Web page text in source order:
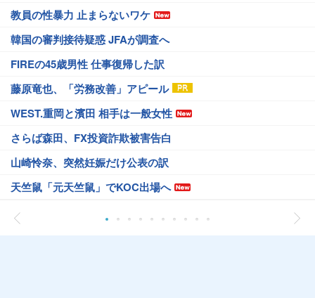
教員の性暴力 止まらないワケ
韓国の審判接待疑惑 JFAが調査へ
FIREの45歳男性 仕事復帰した訳
藤原竜也、「労務改善」アピール
WEST.重岡と濱田 相手は一般女性
さらば森田、FX投資詐欺被害告白
山崎怜奈、突然妊娠だけ公表の訳
天竺鼠「元天竺鼠」でKOC出場へ